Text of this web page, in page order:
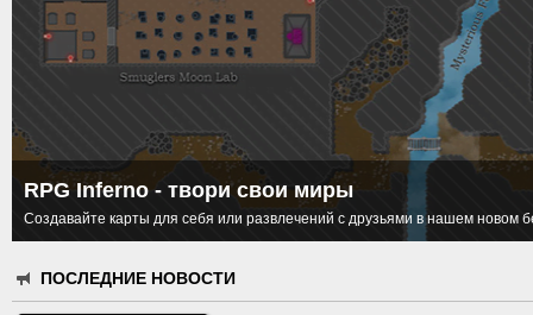
RPG Inferno - твори свои миры
Создавайте карты для себя или развлечений с друзьями в нашем новом
ПОСЛЕДНИЕ НОВОСТИ